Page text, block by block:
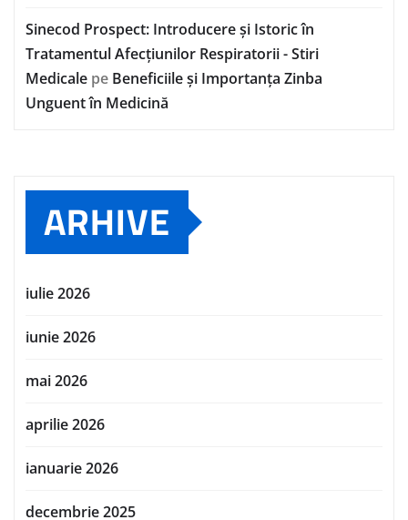
Sinecod Prospect: Introducere și Istoric în
Tratamentul Afecțiunilor Respiratorii - Stiri
Medicale pe Beneficiile și Importanța Zinba
Unguent în Medicină
ARHIVE
iulie 2026
iunie 2026
mai 2026
aprilie 2026
ianuarie 2026
decembrie 2025